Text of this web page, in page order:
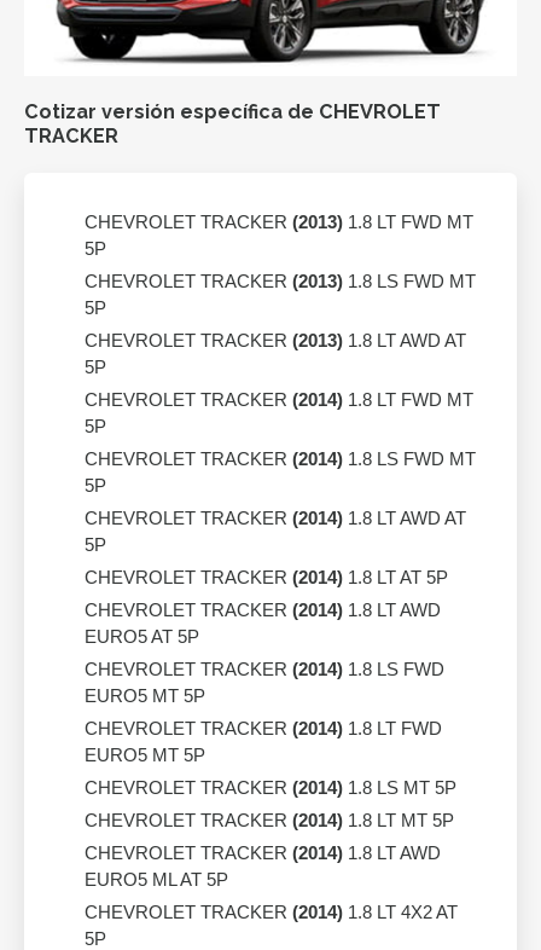
Cotizar versión específica de CHEVROLET
TRACKER
CHEVROLET TRACKER (2013) 1.8 LT FWD MT
5P
CHEVROLET TRACKER (2013) 1.8 LS FWD MT
5P
CHEVROLET TRACKER (2013) 1.8 LT AWD AT
5P
CHEVROLET TRACKER (2014) 1.8 LT FWD MT
5P
CHEVROLET TRACKER (2014) 1.8 LS FWD MT
5P
CHEVROLET TRACKER (2014) 1.8 LT AWD AT
5P
CHEVROLET TRACKER (2014) 1.8 LT AT 5P
CHEVROLET TRACKER (2014) 1.8 LT AWD
EURO5 AT 5P
CHEVROLET TRACKER (2014) 1.8 LS FWD
EURO5 MT 5P
CHEVROLET TRACKER (2014) 1.8 LT FWD
EURO5 MT 5P
CHEVROLET TRACKER (2014) 1.8 LS MT 5P
CHEVROLET TRACKER (2014) 1.8 LT MT 5P
CHEVROLET TRACKER (2014) 1.8 LT AWD
EURO5 ML AT 5P
CHEVROLET TRACKER (2014) 1.8 LT 4X2 AT
5P